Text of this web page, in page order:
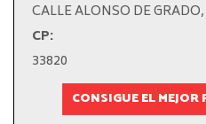
CALLE ALONSO DE
CP:
33820
CONSIGUE EL